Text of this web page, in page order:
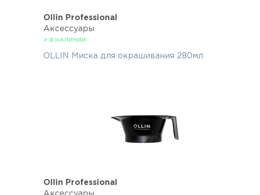
Ollin Professional
Аксессуары
✔ В НАЛИЧИИ
OLLIN Миска для окрашивания 280мл
Ollin Professional